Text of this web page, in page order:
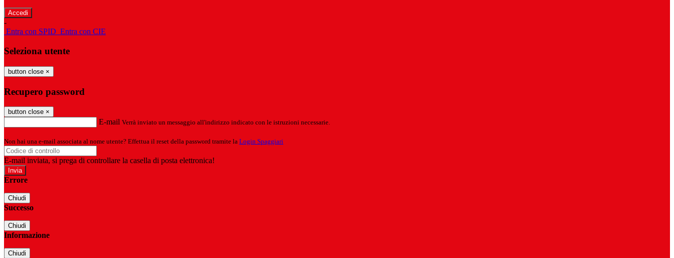
-
Entra con SPID Entra con CIE
Seleziona utente
button close ×
Recupero password
button close ×
E-mail Verrà inviato un messaggio all'indirizzo indicato con le istruzioni necessarie.
Non hai una e-mail associata al nome utente? Effettua il reset della password tramite la Login Spaggiari
E-mail inviata, si prega di controllare la casella di posta elettronica!
Errore
Chiudi
Successo
Chiudi
Informazione
Chiudi